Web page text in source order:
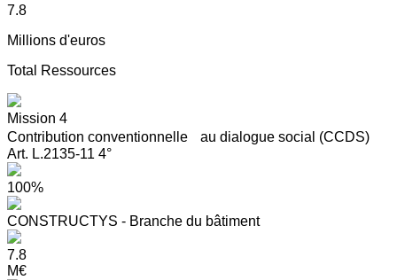
7.8
Millions d'euros
Total Ressources
Mission 4
Contribution conventionnelle au dialogue social (CCDS)
Art. L.2135-11 4°
100%
CONSTRUCTYS - Branche du bâtiment
7.8
M€